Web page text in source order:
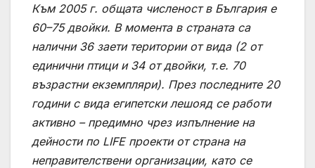
Към 2005 г. общата численост в България е
60–75 двойки. В момента в страната са
налични 36 заети територии от вида (2 от
единични птици и 34 от двойки, т.е. 70
възрастни екземпляри). През последните 20
години с вида египетски лешояд се работи
активно – предимно чрез изпълнение на
дейности по LIFE проекти от страна на
неправителствени организации, като се